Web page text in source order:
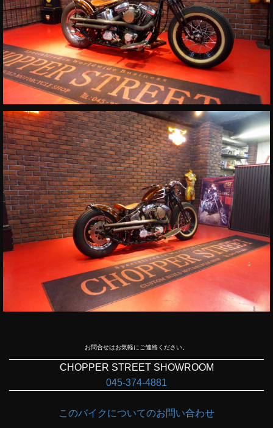
お問合せはお気軽にご連絡ください。
CHOPPER STREET SHOWROOM
045-374-4881
このバイクについてのお問い合わせ